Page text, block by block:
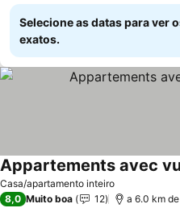
Selecione as datas para ver
exatos.
Casa/apartamento inteiro
Appartements avec
8,0 Muito boa 12 a 6.0 km